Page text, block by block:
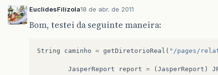
EuclidesFilizola18 de abr. de 2011
Bom, testei da seguinte maneira:
String caminho = getDiretorioReal ( "/pages/
JasperReport report = ( JasperReport )